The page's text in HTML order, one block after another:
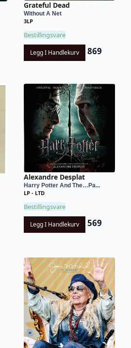
Grateful Dead
Without A Net
3LP
Bestillingsvare
Legg I Handlekurv 869
Alexandre Desplat
Harry Potter And The…Pa...
LP - LTD
Bestillingsvare
Legg I Handlekurv 569